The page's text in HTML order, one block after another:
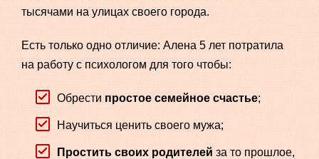
тысячами на улицах своего города.
Есть только одно отличие: Алена 5 лет потратила
на работу с психологом для того чтобы:
Обрести простое семейное счастье;
Научиться ценить своего мужа;
Простить своих родителей за то прошлое,